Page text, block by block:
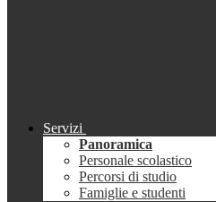
Servizi
Panoramica
Personale scolastico
Percorsi di studio
Famiglie e studenti